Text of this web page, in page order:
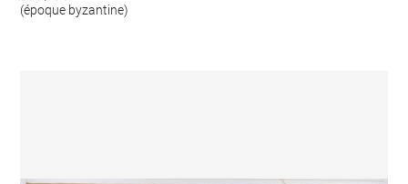
(époque byzantine)